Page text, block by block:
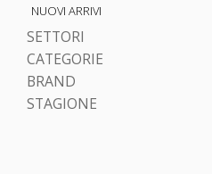
SETTORI
CATEGORIE
BRAND
STAGIONE